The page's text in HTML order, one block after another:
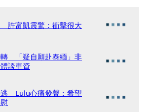
許富凱震驚：衝擊很大
「疑自願赴泰緬」非
談車資
Lulu心痛發聲：希望